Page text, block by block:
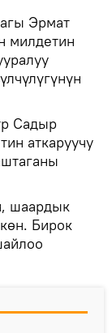
Эрмат
милдетин
Садыр
аткаруучу
шаардык
Бирок